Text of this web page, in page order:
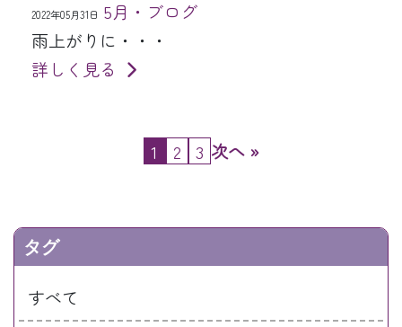
2022年05月31日 5月・ブログ
雨上がりに・・・
詳しく見る
1 2 3 次へ »
タグ
すべて